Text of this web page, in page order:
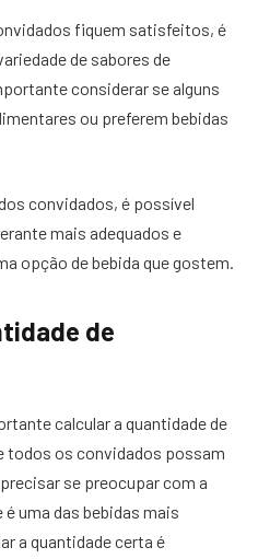
fiquem satisfeitos, é
de sabores de
considerar se alguns
ou preferem bebidas
convidados, é possível
mais adequados e
opção de bebida que gostem.
de
calcular a quantidade de
todos os convidados possam
se preocupar com a
uma das bebidas mais
a quantidade certa é